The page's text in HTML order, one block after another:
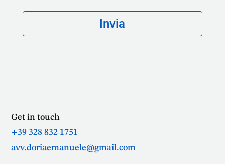
Get in touch
+39 328 832 1751
avv.doriaemanuele@gmail.com